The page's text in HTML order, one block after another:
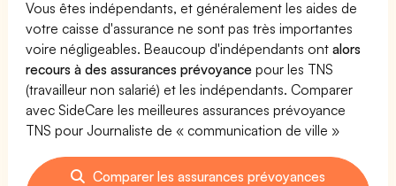
Vous êtes indépendants, et généralement les aides de
votre caisse d'assurance ne sont pas très importantes
voire négligeables. Beaucoup d'indépendants ontalors
recours à des assurances prévoyance pour les TNS
(travailleur non salarié) et les indépendants. Comparer
avec SideCare les meilleures assurances prévoyance
TNS pour Journaliste de « communication de ville »
Comparer les assurances prévoyances